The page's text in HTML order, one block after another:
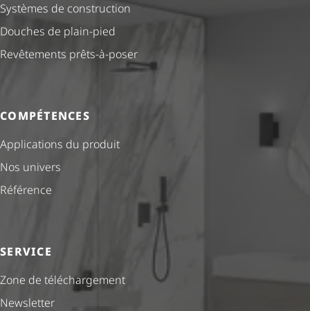
Systèmes de construction
Douches de plain-pied
Revêtements prêts-à-poser
COMPÉTENCES
Applications du produit
Nos univers
Référence
SERVICE
Zone de téléchargement
Newsletter